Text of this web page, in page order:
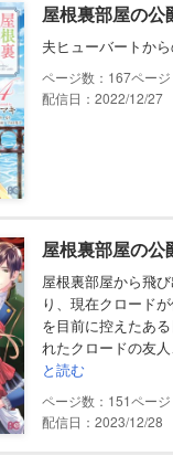
屋根裏部屋の公
夫ヒューバートか
167
配信日：2022/12/27
屋根裏部屋の公
屋根裏部屋から飛
り、現在クロード
を目前に控えたあ
れたクロードの友
と読む
151
配信日：2023/12/28